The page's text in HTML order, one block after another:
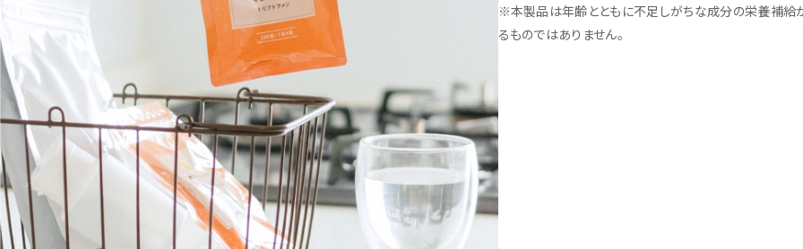
※本製品は年齢とともに不足しがちな成分の栄養補給
るものではありません。